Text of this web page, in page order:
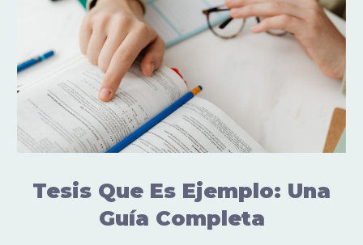
Tesis Que Es Ejemplo: Una
Guía Completa